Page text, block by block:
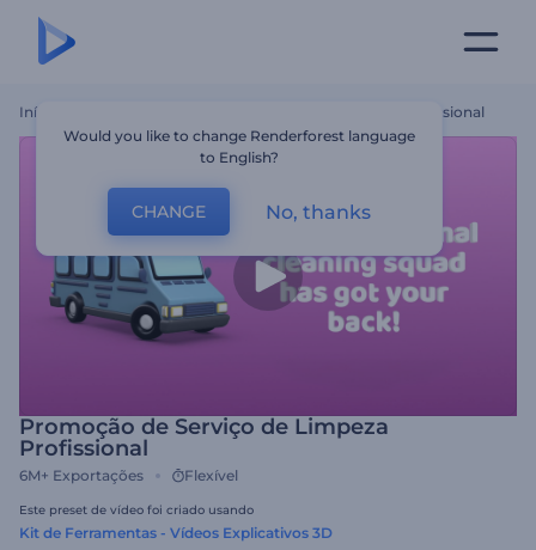
Início Promoção De Serviço De Limpeza Profissional
Promoção de Serviço de Limpeza
Profissional
6M+ Exportações Flexível
Este preset de vídeo foi criado usando
Kit de Ferramentas - Vídeos Explicativos 3D
Would you like to change Renderforest language
to English?
CHANGE No, thanks